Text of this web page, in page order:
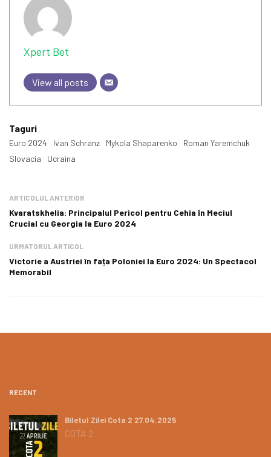
Xpert Bet
View all posts
Taguri
Euro 2024 Ivan Schranz Mykola Shaparenko
Roman Yaremchuk
Slovacia
Ucraina
ARTICOLUL ANTERIOR
Kvaratskhelia: Principalul Pericol pentru Cehia în Meciul
Crucial cu Georgia la Euro 2024
URMATORUL ARTICOL
Victorie a Austriei în fața Poloniei la Euro 2024: Un Spectacol
Memorabil
RECENT
Biletul Zilei Cota 2 27.04.2025
COTA 2